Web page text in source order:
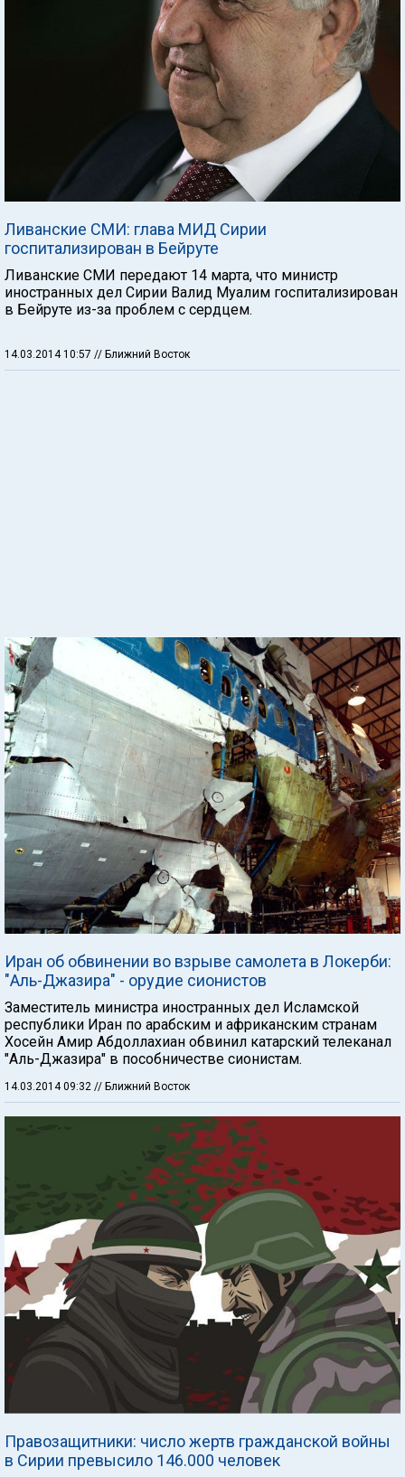
Ливанские СМИ: глава МИД Сирии
госпитализирован в Бейруте
Ливанские СМИ передают 14 марта, что министр
иностранных дел Сирии Валид Муалим госпитализирован
в Бейруте из-за проблем с сердцем.
14.03.2014 10:57 // Ближний Восток
Иран об обвинении во взрыве самолета в Локерби:
"Аль-Джазира" - орудие сионистов
Заместитель министра иностранных дел Исламской
республики Иран по арабским и африканским странам
Хосейн Амир Абдоллахиан обвинил катарский телеканал
"Аль-Джазира" в пособничестве сионистам.
14.03.2014 09:32 // Ближний Восток
Правозащитники: число жертв гражданской войны
в Сирии превысило 146.000 человек